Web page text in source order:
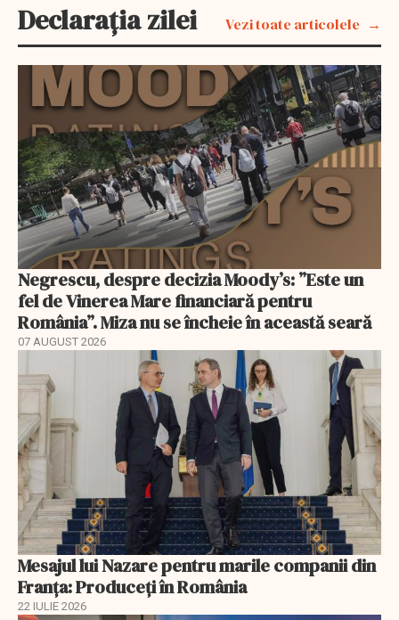
Declarația zilei Vezi toate articolele
Negrescu, despre decizia Moody’s: ”Este un
fel de Vinerea Mare financiară pentru
România”. Miza nu se încheie în această seară
07 AUGUST 2026
Mesajul lui Nazare pentru marile companii din
Franța: Produceți în România
22 IULIE 2026